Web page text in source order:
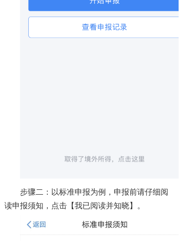
步骤二：以标准申报为例，申报前请仔细阅
读申报须知，点击【我已阅读并知晓】。